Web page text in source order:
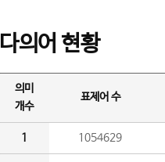
다의어 현황
의미
개수
표제어 수
1 1054629